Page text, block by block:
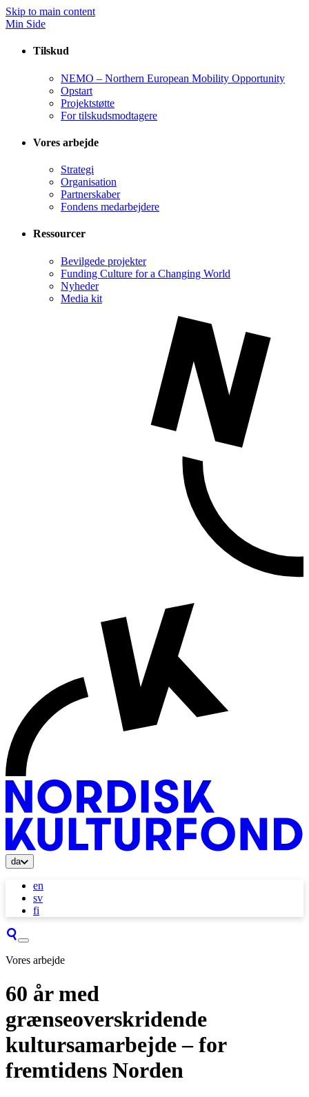
Skip to main content
Min Side
Tilskud
NEMO – Northern European Mobility Opportunity
Opstart
Projektstøtte
For tilskudsmodtagere
Vores arbejde
Strategi
Organisation
Partnerskaber
Fondens medarbejdere
Ressourcer
Bevilgede projekter
Funding Culture for a Changing World
Nyheder
Media kit
da
en
sv
fi
Vores arbejde
60 år med
grænseoverskridende
kultursamarbejde – for
fremtidens Norden